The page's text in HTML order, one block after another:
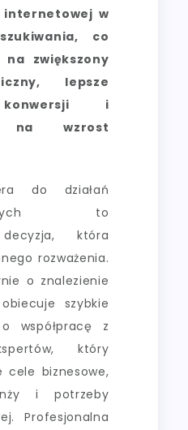
w
co
na zwiększony
lepsze
konwersji i
na wzrost
do działań
to
która
rozważenia.
o znalezienie
szybkie
współpracę z
który
cele biznesowe,
i potrzeby
Profesjonalna